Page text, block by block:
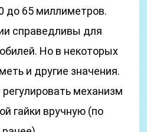
до 65 миллиметров.
справедливы для
Но в некоторых
и другие значения.
механизм
гайки вручную (по